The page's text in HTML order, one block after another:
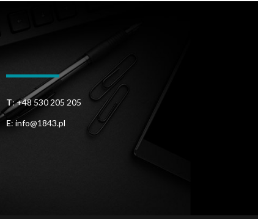
T:+48 530 205 205
E:info@1843.pl